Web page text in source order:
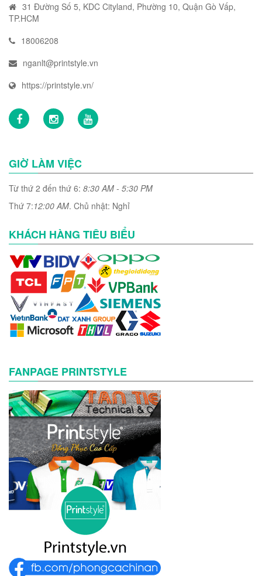
31 Đường Số 5, KDC Cityland, Phường 10, Quận Gò Vấp,
TP.HCM
18006208
nganlt@printstyle.vn
https://printstyle.vn/
GIỜ LÀM VIỆC
Từ thứ 2 đến thứ 6: 8:30 AM - 5:30 PM
Thứ 7:12:00 AM. Chủ nhật: Nghỉ
KHÁCH HÀNG TIÊU BIỂU
FANPAGE PRINTSTYLE